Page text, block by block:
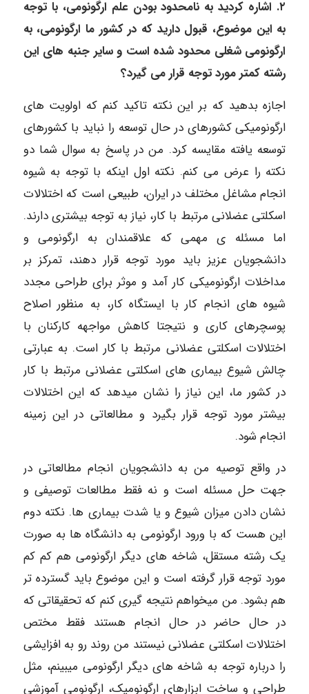
٢. اشاره کردید به نامحدود بودن علم ارگونومی، با توجه
به این موضوع، قبول دارید که در کشور ما ارگونومی، به
ارگونومی شغلی محدود شده است و سایر جنبه های این
رشته کمتر مورد توجه قرار می گیرد؟
اجازه بدهید که بر این نکته تاکید کنم که اولویت های
ارگونومیکی کشورهای در حال توسعه را نباید با کشورهای
توسعه یافته مقایسه کرد. من در پاسخ به سوال شما دو
نکته را عرض می کنم. نکته اول اینکه با توجه به شیوه
انجام مشاغل مختلف در ایران، طبیعی است که اختلالات
اسکلتی عضلانی مرتبط با کار، نیاز به توجه بیشتری دارند.
اما مسئله ی مهمی که علاقمندان به ارگونومی و
دانشجویان عزیز باید مورد توجه قرار دهند، تمرکز بر
مداخلات ارگونومیکی کار آمد و موثر برای طراحی مجدد
شیوه های انجام کار با ایستگاه کار، به منظور اصلاح
پوسچرهای کاری و نتیجتا کاهش مواجهه کارکنان با
اختلالات اسکلتی عضلانی مرتبط با کار است. به عبارتی
چالش شیوع بیماری های اسکلتی عضلانی مرتبط با کار
در کشور ما، این نیاز را نشان میدهد که این اختلالات
بیشتر مورد توجه قرار بگیرد و مطالعاتی در این زمینه
انجام شود.
در واقع توصیه من به دانشجویان انجام مطالعاتی در
جهت حل مسئله است و نه فقط مطالعات توصیفی و
نشان دادن میزان شیوع و یا شدت بیماری ها. نکته دوم
این هست که با ورود ارگونومی به دانشگاه ها به صورت
یک رشته مستقل، شاخه های دیگر ارگونومی هم کم کم
مورد توجه قرار گرفته است و این موضوع باید گسترده تر
هم بشود. من میخواهم نتیجه گیری کنم که تحقیقاتی که
در حال حاضر در حال انجام هستند فقط مختص
اختلالات اسکلتی عضلانی نیستند من روند رو به افزایشی
را درباره توجه به شاخه های دیگر ارگونومی میبینم، مثل
طراحی و ساخت ابزارهای ارگونومیک، ارگونومی آموزشی